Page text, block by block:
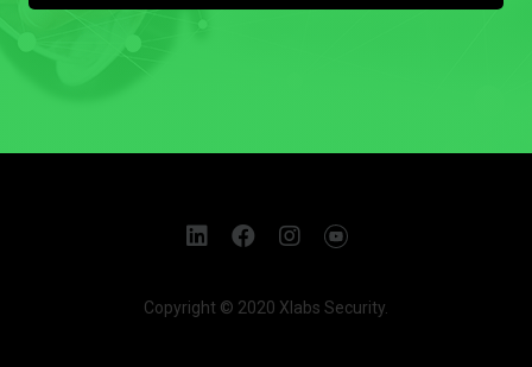
Copyright © 2020 Xlabs Security.